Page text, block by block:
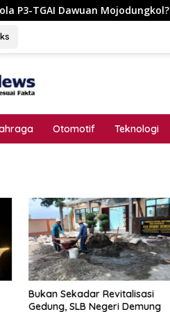
Mojodungkol?
Otomotif Teknologi
Bukan Sekadar Revitalisasi
Gedung, SLB Negeri Demung